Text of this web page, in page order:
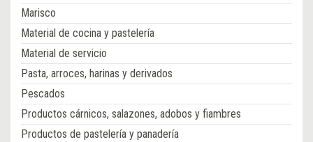
Marisco
Material de cocina y pastelería
Material de servicio
Pasta, arroces, harinas y derivados
Pescados
Productos cárnicos, salazones, adobos y fiambres
Productos de pastelería y panadería